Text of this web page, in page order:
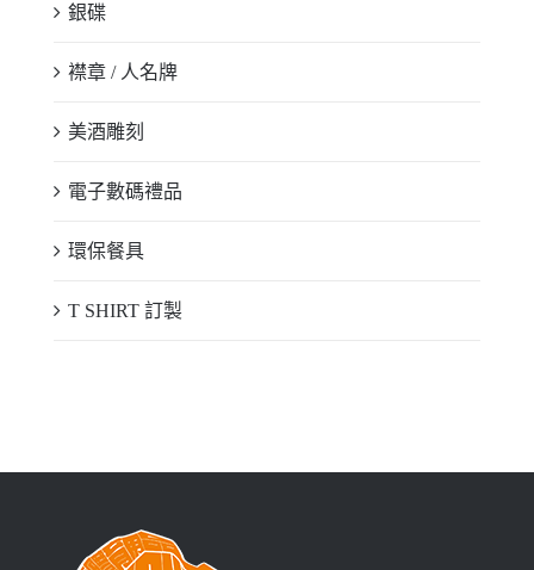
銀碟
襟章 / 人名牌
美酒雕刻
電子數碼禮品
環保餐具
T SHIRT 訂製